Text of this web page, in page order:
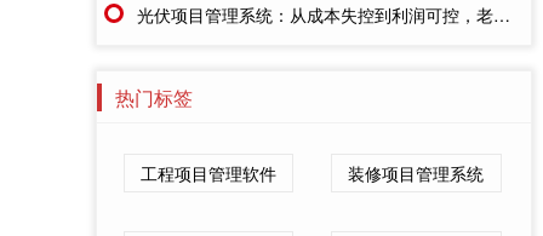
光伏项目管理系统：从成本失控到利润可控，老板只需做对一步
热门标签
工程项目管理软件 装修项目管理系统